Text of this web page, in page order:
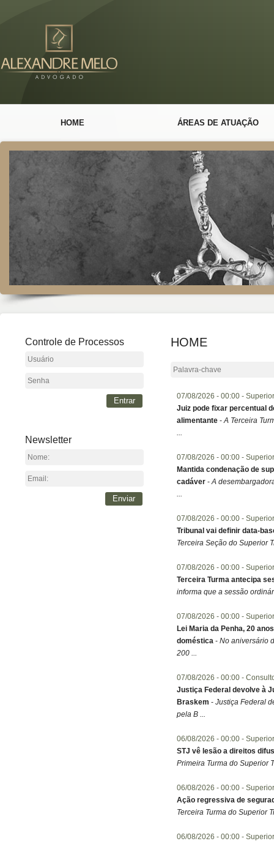
HOME ÁREAS DE ATUAÇÃO
Controle de Processos
Entrar
Newsletter
Enviar
HOME
07/08/2026 - 00:00 -
Juiz pode fixar percentual
alimentante -​A Terceira
...
07/08/2026 - 00:00 -
Mantida condenação de
cadáver -​A
...
07/08/2026 - 00:00 -
Tribunal vai definir data-
Terceira Seção do Superior
07/08/2026 - 00:00 -
Terceira Turma antecipa
informa que a sessão
07/08/2026 - 00:00 -
Lei Maria da Penha, 20
doméstica - No aniversário
200 ...
07/08/2026 - 00:00 -
Justiça Federal devolve à
Braskem - Justiça Federal
pela B ...
06/08/2026 - 00:00 -
STJ vê lesão a direitos
Primeira Turma do Superior
06/08/2026 - 00:00 -
Ação regressiva de
Terceira Turma do Superior
06/08/2026 - 00:00 -